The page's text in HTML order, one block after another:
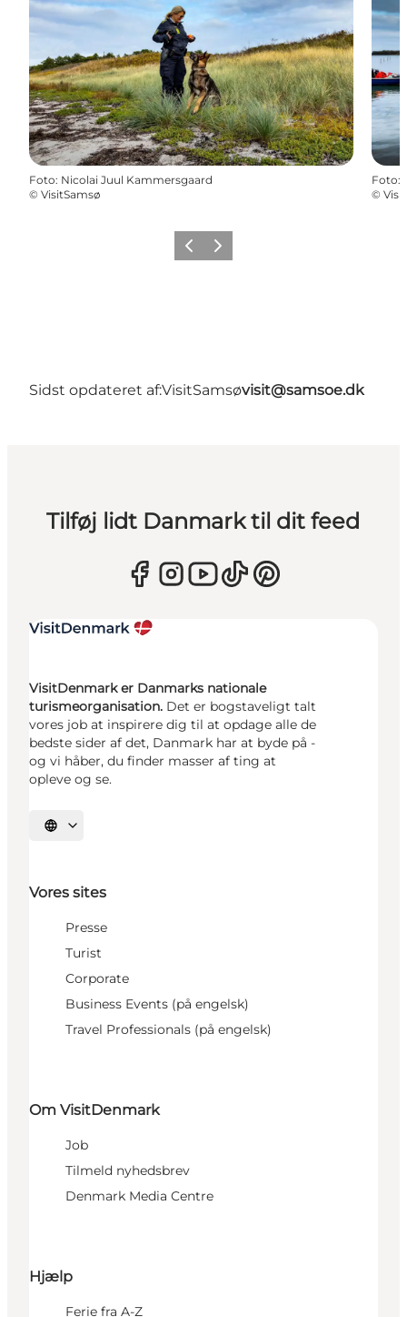
Foto: Nicolai Juul Kammersgaard
© VisitSamsø
Foto:
©
ForrigeNæste
Sidst opdateret af:VisitSamsøvisit@samsoe.dk
Tilføj lidt Danmark til dit feed
VisitDenmark er Danmarks nationale
turismeorganisation. Det er bogstaveligt talt
vores job at inspirere dig til at opdage alle de
bedste sider af det, Danmark har at byde på -
og vi håber, du finder masser af ting at
opleve og se.
Vælg sprog
Vores sites
Presse
Turist
Corporate
Business Events (på engelsk)
Travel Professionals (på engelsk)
Om VisitDenmark
Job
Tilmeld nyhedsbrev
Denmark Media Centre
Hjælp
Ferie fra A-Z